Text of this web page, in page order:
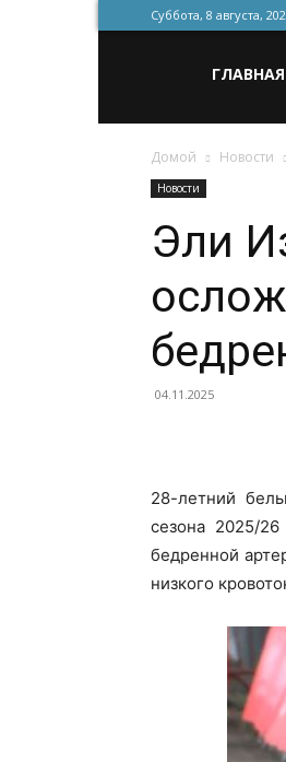
Суббота, 8 августа,
для
строительства
и
ГЛАВНАЯ
Домой Новости
Новости
Эли
04.11.2025
28-летний
сезона 2025/
бедренной
низкого